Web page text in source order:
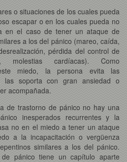
o situaciones de los cuales pueda
escapar o en los cuales pueda no
en el caso de tener un ataque de
a los del pánico (mareo, caída,
pérdida del control de
molestias cardíacas). Como
miedo, la persona evita las
las soporta con gran ansiedad o
acompañada.
de trastorno de pánico no hay una
inesperados recurrentes y la
no en el miedo a tener un ataque
a la incapacitación o vergüenza
similares a los del pánico.
pánico tiene un capítulo aparte